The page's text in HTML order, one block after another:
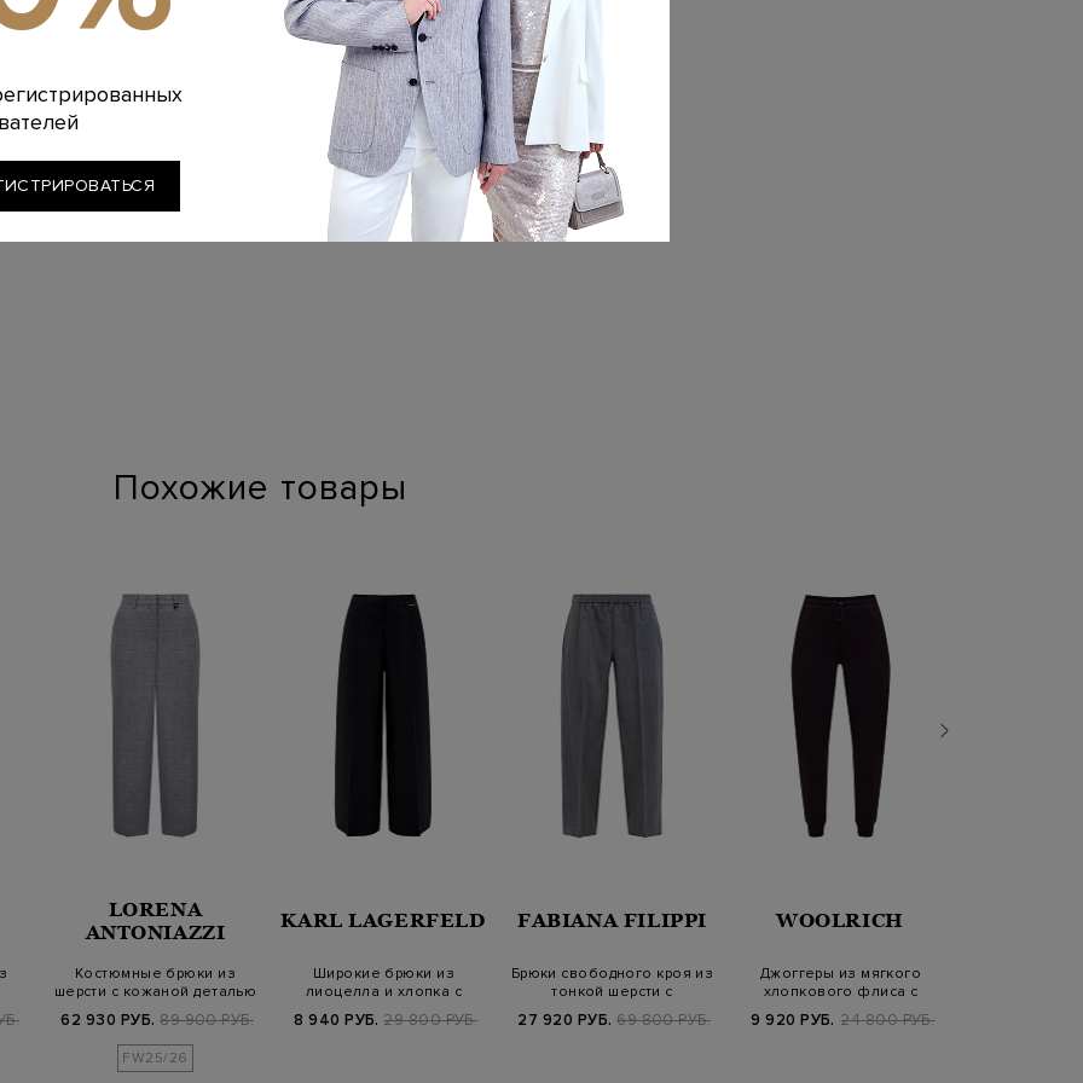
Похожие товары
LORENA
ANTONIAZZI
Костюмные брюки из
шерсти с кожаной деталью
на шлевке
62 930 РУБ. 89 900 РУБ.
FW25/26
KARL LAGERFELD
Широкие брюки из
лиоцелла и хлопка с
фактурными защипа…
8 940 РУБ. 29 800 РУБ.
FABIANA FILIPPI
Брюки свободного кроя из
тонкой шерсти с
заложенными с…
27 920 РУБ. 69 800 РУБ.
WOOLRICH
Джоггеры из мягкого
хлопкового флиса с
регулируемым по…
9 920 РУБ. 24 800 РУБ.